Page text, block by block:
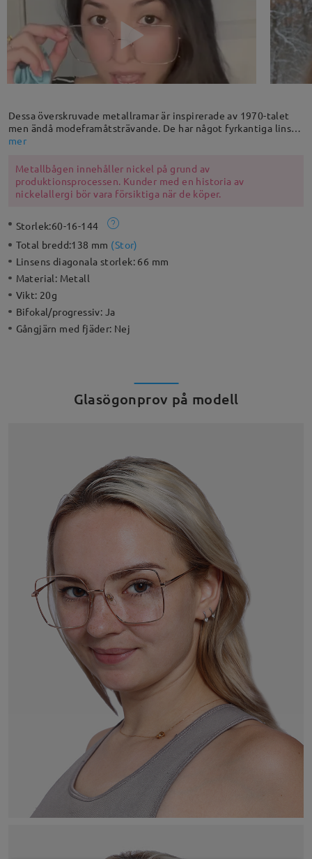
Dessa överskruvade metallramar är inspirerade av 1970-talet
men ändå modeframåtsträvande. De har något fyrkantiga linser
och delikata rödguldiga kantar på ramen, och en droppformad
till denna fantastiska ramen.
mer
Metallbågen innehåller nickel på grund av
produktionsprocessen. Kunder med en historia av
nickelallergi bör vara försiktiga när de köper.
Storlek:60-16-144
Total bredd:138 mm (Stor)
Linsens diagonala storlek: 66 mm
Material: Metall
Vikt: 20g
Bifokal/progressiv: Ja
Gångjärn med fjäder: Nej
Glasögonprov på modell